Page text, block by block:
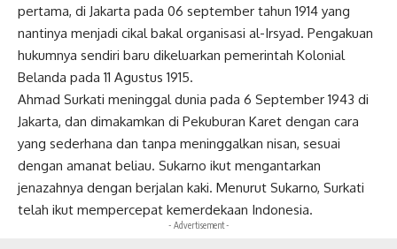
pertama, di Jakarta pada 06 september tahun 1914 yang
nantinya menjadi cikal bakal organisasi al-Irsyad. Pengakuan
hukumnya sendiri baru dikeluarkan pemerintah Kolonial
Belanda pada 11 Agustus 1915.
Ahmad Surkati meninggal dunia pada 6 September 1943 di
Jakarta, dan dimakamkan di Pekuburan Karet dengan cara
yang sederhana dan tanpa meninggalkan nisan, sesuai
dengan amanat beliau. Sukarno ikut mengantarkan
jenazahnya dengan berjalan kaki. Menurut Sukarno, Surkati
telah ikut mempercepat kemerdekaan Indonesia.
- Advertisement -